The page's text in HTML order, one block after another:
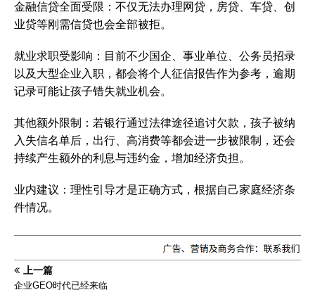
‌金融信贷全面受限‌：不仅无法办理网贷，房贷、车贷、创
业贷等刚需信贷也会全部被拒。
‌就业求职受影响‌：目前不少国企、事业单位、公务员招录
以及大型企业入职，都会将个人征信报告作为参考，逾期
记录可能让孩子错失就业机会。
‌其他额外限制‌：若银行通过法律途径追讨欠款，孩子被纳
入失信名单后，出行、高消费等都会进一步被限制，还会
持续产生额外的利息与违约金，增加经济负担。
业内建议：理性引导才是正确方式，根据自己家庭经济条
件情况。
上一篇
企业GEO时代已经来临